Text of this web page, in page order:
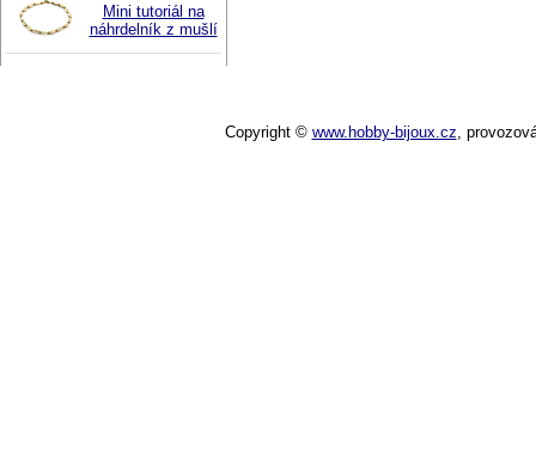
Mini tutoriál na
náhrdelník z mušlí
Copyright © www.hobby-bijoux.cz,